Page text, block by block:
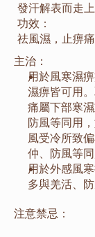
發汗解表而走
功效：
祛風濕，止痹痛
主治：
用於風寒濕
濕痹皆可用
痛屬下部寒
防風等同用
風受冷所致
仲、防風等
用於外感風
多與羌活、
注意禁忌：